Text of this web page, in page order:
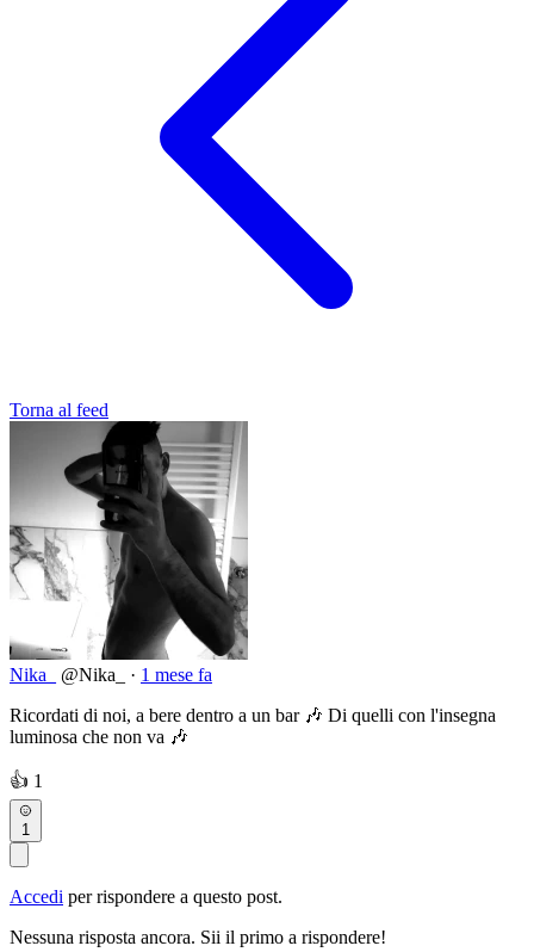
Torna al feed
Nika_ @Nika_ · 1 mese fa
Ricordati di noi, a bere dentro a un bar 🎶 Di quelli con l'insegna
luminosa che non va 🎶
👍 1
1
Accedi per rispondere a questo post.
Nessuna risposta ancora. Sii il primo a rispondere!